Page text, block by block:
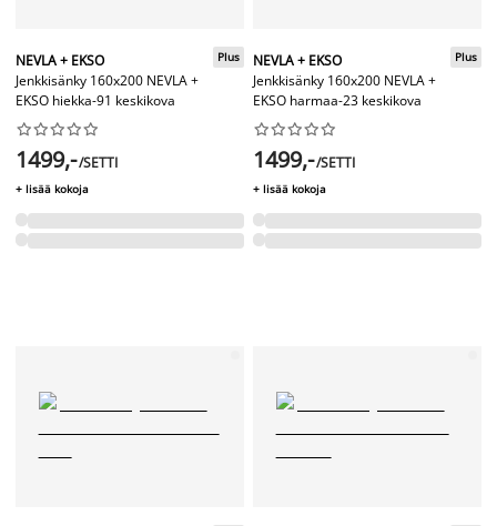
NEVLA + EKSO
Jenkkisänky 160x200 NEVLA +
EKSO hiekka-91 keskikova
Plus






1499,-/SETTI
+ lisää kokoja
NEVLA + EKSO
Jenkkisänky 160x200 NEVLA +
EKSO harmaa-23 keskikova
Plus






1499,-/SETTI
+ lisää kokoja